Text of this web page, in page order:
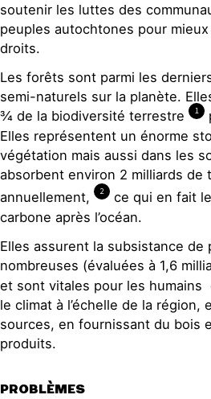
soutenir les luttes des
peuples autochtones pour
droits.
Les forêts sont parmi les
semi-naturels sur la planète.
¾ de la biodiversité terrestre
1
Elles représentent un énorme
végétation mais aussi dans les
absorbent environ 2 milliards de
annuellement, 2
ce qui en fait
carbone après l’océan.
Elles assurent la subsistance de
nombreuses (évaluées à 1,6
et sont vitales pour les humains
le climat à l’échelle de la région,
sources, en fournissant du bois
produits.
PROBLÈMES